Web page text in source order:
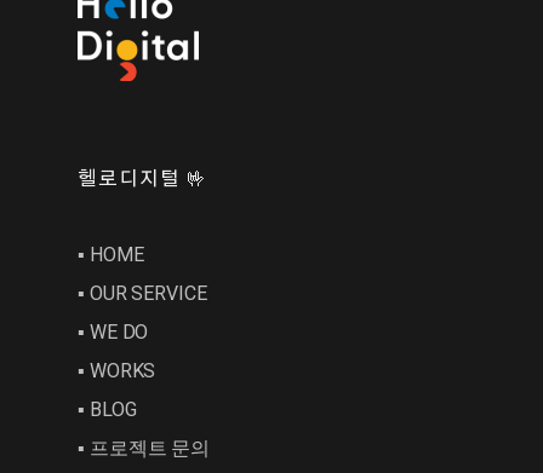
헬로디지털 🤟
▪︎ HOME
▪︎ OUR SERVICE
▪︎ WE DO
▪︎ WORKS
▪︎ BLOG
▪︎ 프로젝트 문의